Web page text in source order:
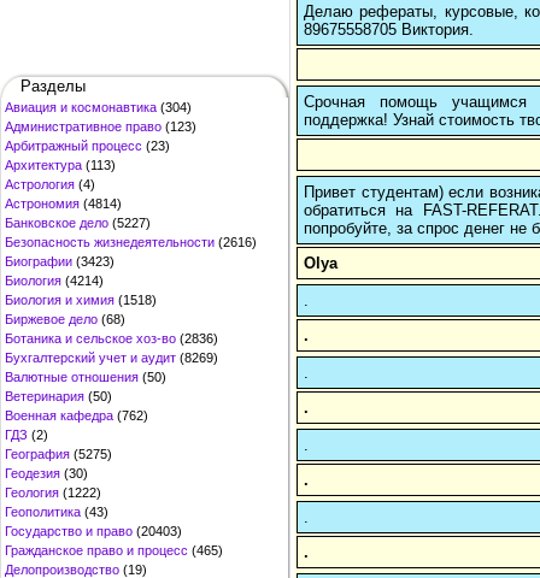
Разделы
Авиация и космонавтика (304)
Административное право (123)
Арбитражный процесс (23)
Архитектура (113)
Астрология (4)
Астрономия (4814)
Банковское дело (5227)
Безопасность жизнедеятельности (2616)
Биографии (3423)
Биология (4214)
Биология и химия (1518)
Биржевое дело (68)
Ботаника и сельское хоз-во (2836)
Бухгалтерский учет и аудит (8269)
Валютные отношения (50)
Ветеринария (50)
Военная кафедра (762)
ГДЗ (2)
География (5275)
Геодезия (30)
Геология (1222)
Геополитика (43)
Государство и право (20403)
Гражданское право и процесс (465)
Делопроизводство (19)
Делаю рефераты, курсовые,
89675558705 Виктория.
Срочная помощь учащимся в
поддержка! Узнай стоимость
Привет студентам) если
обратиться на FAST-
попробуйте, за спрос денег не
Olya
.
.
.
.